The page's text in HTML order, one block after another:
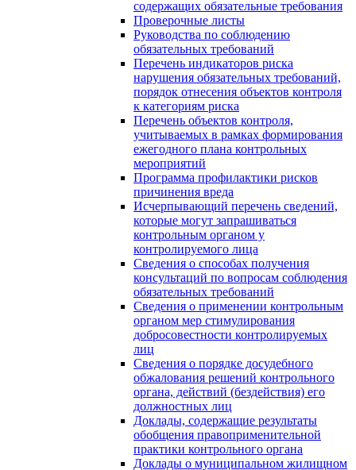
содержащих обязательные требования
Проверочные листы
Руководства по соблюдению
обязательных требований
Перечень индикаторов риска
нарушения обязательных требований,
порядок отнесения объектов контроля
к категориям риска
Перечень объектов контроля,
учитываемых в рамках формирования
ежегодного плана контрольных
мероприятий
Программа профилактики рисков
причинения вреда
Исчерпывающий перечень сведений,
которые могут запрашиваться
контрольным органом у
контролируемого лица
Сведения о способах получения
консультаций по вопросам соблюдения
обязательных требований
Сведения о применении контрольным
органом мер стимулирования
добросовестности контролируемых
лиц
Сведения о порядке досудебного
обжалования решений контрольного
органа, действий (бездействия) его
должностных лиц
Доклады, содержащие результаты
обобщения правоприменительной
практики контрольного органа
Доклады о муниципальном жилищном